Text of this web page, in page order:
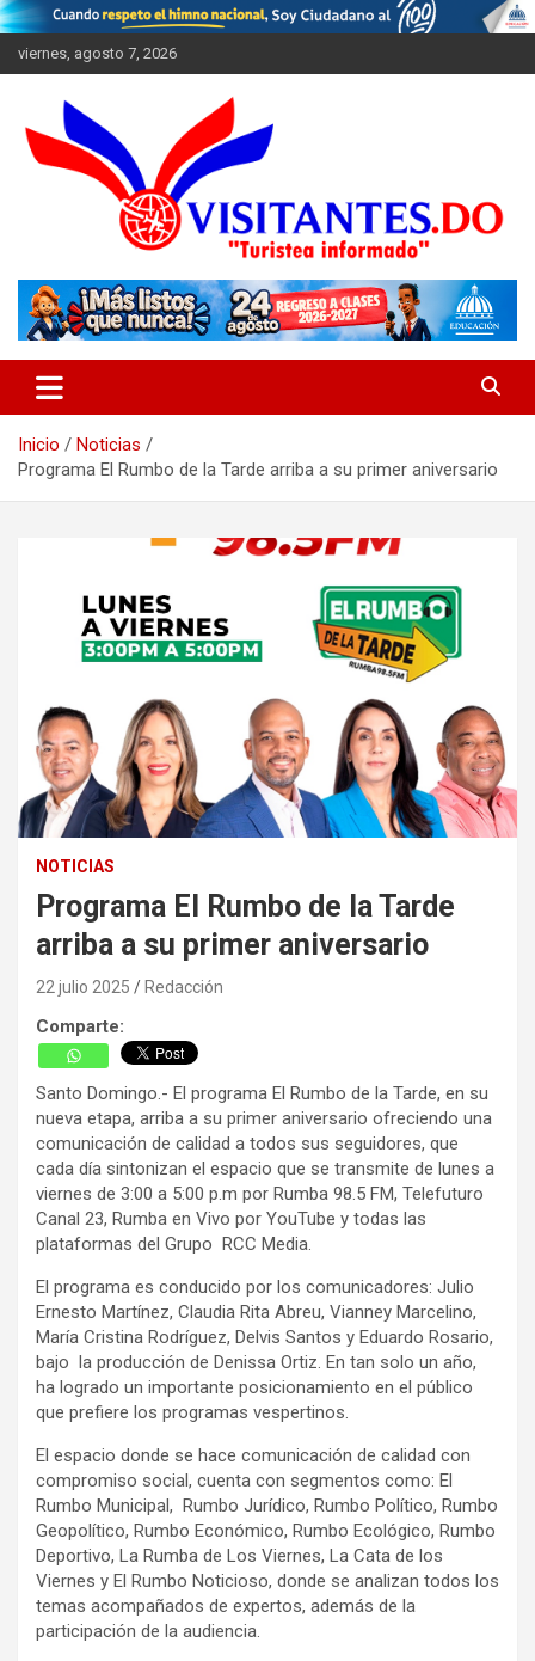
Saltar
al
contenido
viernes, agosto 7, 2026
Visitantes
Inicio
Noticias
Programa El Rumbo de la Tarde arriba a su primer aniversario
NOTICIAS
Programa El Rumbo de la Tarde
arriba a su primer aniversario
22 julio 2025 Redacción
Comparte:
Santo Domingo.- El programa El Rumbo de la Tarde, en su
nueva etapa, arriba a su primer aniversario ofreciendo una
comunicación de calidad a todos sus seguidores, que
cada día sintonizan el espacio que se transmite de lunes a
viernes de 3:00 a 5:00 p.m por Rumba 98.5 FM, Telefuturo
Canal 23, Rumba en Vivo por YouTube y todas las
plataformas del Grupo RCC Media.
El programa es conducido por los comunicadores: Julio
Ernesto Martínez, Claudia Rita Abreu, Vianney Marcelino,
María Cristina Rodríguez, Delvis Santos y Eduardo Rosario,
bajo la producción de Denissa Ortiz. En tan solo un año,
ha logrado un importante posicionamiento en el público
que prefiere los programas vespertinos.
El espacio donde se hace comunicación de calidad con
compromiso social, cuenta con segmentos como: El
Rumbo Municipal, Rumbo Jurídico, Rumbo Político, Rumbo
Geopolítico, Rumbo Económico, Rumbo Ecológico, Rumbo
Deportivo, La Rumba de Los Viernes, La Cata de los
Viernes y El Rumbo Noticioso, donde se analizan todos los
temas acompañados de expertos, además de la
participación de la audiencia.